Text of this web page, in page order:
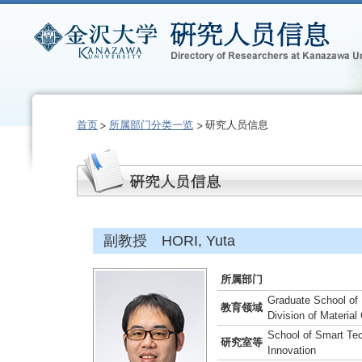
首页 所属部门分类一览 研究人员信息
副教授 HORI, Yuta
所属部门
教育领域
Graduate School
Division of Material
研究室等
School of Smart
Innovation